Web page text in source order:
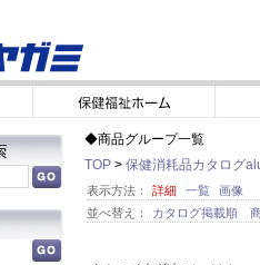
◆商品グループ一覧
TOP > 保健消耗品カタログ
表示方法： 詳細 一覧
画像
並べ替え：
カタログ掲載順